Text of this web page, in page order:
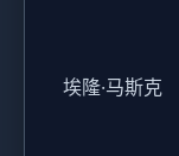
埃隆·马斯克